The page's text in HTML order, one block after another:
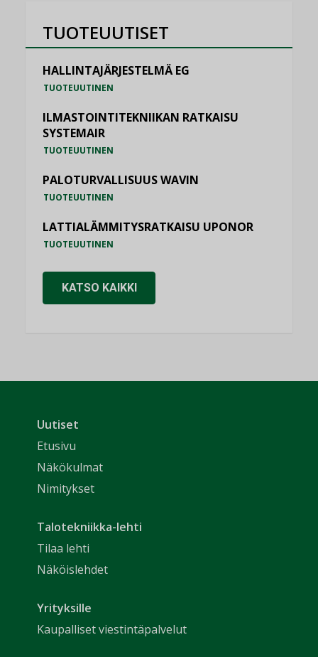
TUOTEUUTISET
HALLINTAJÄRJESTELMÄ EG
TUOTEUUTINEN
ILMASTOINTITEKNIIKAN RATKAISU
SYSTEMAIR
TUOTEUUTINEN
PALOTURVALLISUUS WAVIN
TUOTEUUTINEN
LATTIALÄMMITYSRATKAISU UPONOR
TUOTEUUTINEN
KATSO KAIKKI
Uutiset
Etusivu
Näkökulmat
Nimitykset
Talotekniikka-lehti
Tilaa lehti
Näköislehdet
Yrityksille
Kaupalliset viestintäpalvelut